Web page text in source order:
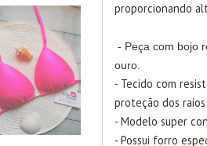
proporcionando
- Peça com bojo
ouro.
- Tecido com
proteção dos raios
- Modelo super
- Possui forro